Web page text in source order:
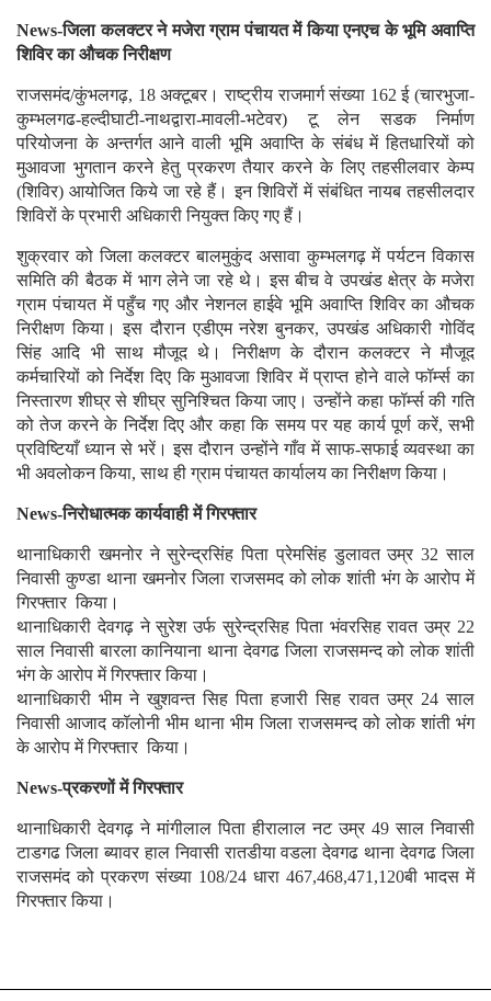
News-जिला कलक्टर ने मजेरा ग्राम पंचायत में किया एनएच के भूमि अवाप्ति
शिविर का औचक निरीक्षण
राजसमंद/कुंभलगढ़, 18 अक्टूबर। राष्ट्रीय राजमार्ग संख्या 162 ई (चारभुजा-
कुम्भलगढ-हल्दीघाटी-नाथद्वारा-मावली-भटेवर) टू लेन सडक निर्माण
परियोजना के अन्तर्गत आने वाली भूमि अवाप्ति के संबंध में हितधारियों को
मुआवजा भुगतान करने हेतु प्रकरण तैयार करने के लिए तहसीलवार केम्प
(शिविर) आयोजित किये जा रहे हैं। इन शिविरों में संबंधित नायब तहसीलदार
शिविरों के प्रभारी अधिकारी नियुक्त किए गए हैं।
शुक्रवार को जिला कलक्टर बालमुकुंद असावा कुम्भलगढ़ में पर्यटन विकास
समिति की बैठक में भाग लेने जा रहे थे। इस बीच वे उपखंड क्षेत्र के मजेरा
ग्राम पंचायत में पहुँच गए और नेशनल हाईवे भूमि अवाप्ति शिविर का औचक
निरीक्षण किया। इस दौरान एडीएम नरेश बुनकर, उपखंड अधिकारी गोविंद
सिंह आदि भी साथ मौजूद थे। निरीक्षण के दौरान कलक्टर ने मौजूद
कर्मचारियों को निर्देश दिए कि मुआवजा शिविर में प्राप्त होने वाले फॉर्म्स का
निस्तारण शीघ्र से शीघ्र सुनिश्चित किया जाए। उन्होंने कहा फॉर्म्स की गति
को तेज करने के निर्देश दिए और कहा कि समय पर यह कार्य पूर्ण करें, सभी
प्रविष्टियाँ ध्यान से भरें। इस दौरान उन्होंने गाँव में साफ-सफाई व्यवस्था का
भी अवलोकन किया, साथ ही ग्राम पंचायत कार्यालय का निरीक्षण किया।
News-निरोधात्मक कार्यवाही में गिरफ्तार
थानाधिकारी खमनोर ने सुरेन्द्रसिंह पिता प्रेमसिंह डुलावत उम्र 32 साल
निवासी कुण्डा थाना खमनोर जिला राजसमद को लोक शांती भंग के आरोप में
गिरफ्तार किया।
थानाधिकारी देवगढ़ ने सुरेश उर्फ सुरेन्द्रसिह पिता भंवरसिह रावत उम्र 22
साल निवासी बारला कानियाना थाना देवगढ जिला राजसमन्द को लोक शांती
भंग के आरोप में गिरफ्तार किया।
थानाधिकारी भीम ने खुशवन्त सिह पिता हजारी सिह रावत उम्र 24 साल
निवासी आजाद कॉलोनी भीम थाना भीम जिला राजसमन्द को लोक शांती भंग
के आरोप में गिरफ्तार किया।
News-प्रकरणों में गिरफ्तार
थानाधिकारी देवगढ़ ने मांगीलाल पिता हीरालाल नट उम्र 49 साल निवासी
टाडगढ जिला ब्यावर हाल निवासी रातडीया वडला देवगढ थाना देवगढ जिला
राजसमंद को प्रकरण संख्या 108/24 धारा 467,468,471,120बी भादस में
गिरफ्तार किया।